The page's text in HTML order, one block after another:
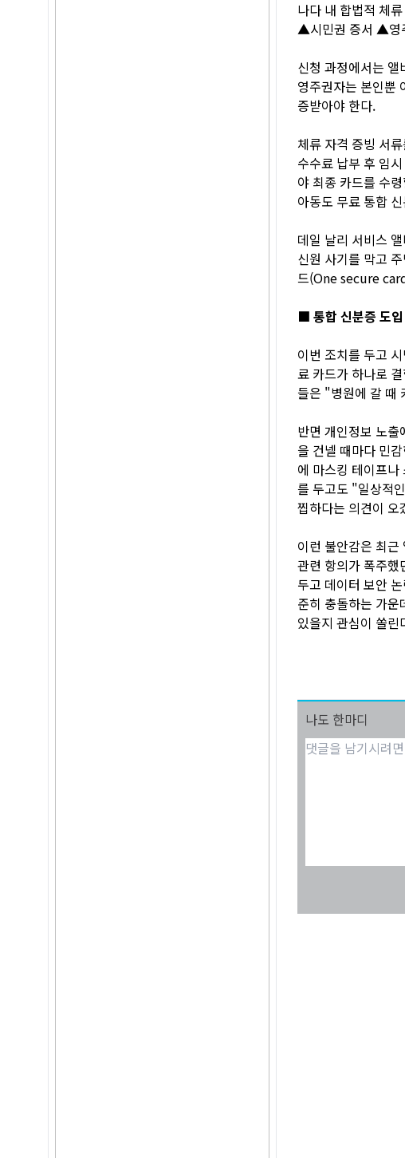
나다 내 합법적 체
▲시민권 증서 ▲영
신청 과정에서는
영주권자는 본인뿐
증받아야 한다.
체류 자격 증빙 서
수수료 납부 후 임
야 최종 카드를 수
아동도 무료 통합
데일 날리 서비스
신원 사기를 막고
드(One secure
■ 통합 신분증 도
이번 조치를 두고
료 카드가 하나로
들은 "병원에 갈 때
반면 개인정보 노
을 건넬 때마다 민
에 마스킹 테이프
를 두고도 "일상적
찝하다는 의견이 오
이런 불안감은 최
관련 항의가 폭주했
두고 데이터 보안
준히 충돌하는 가운
있을지 관심이 쏠린
나도 한마디